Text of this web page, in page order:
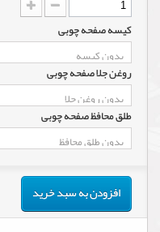
کیسه صفحه چوبی
روغن جلا صفحه چوبی
طلق محافظ صفحه چوبی
افزودن به سبد خرید